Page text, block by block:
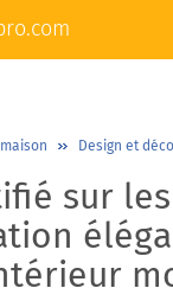
et la réparation
Plinthes
maison Design et
sur